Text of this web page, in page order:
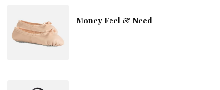
Money Feel & Need